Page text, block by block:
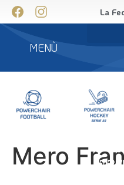
La
MENÙ
Mero